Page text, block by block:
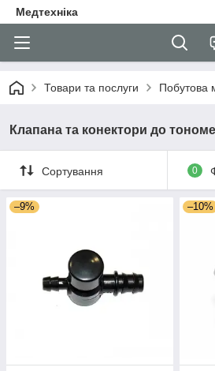
Медтехніка
Товари та послуги Побутова
Клапана та конектори до
Сортування 0
–9% –10%